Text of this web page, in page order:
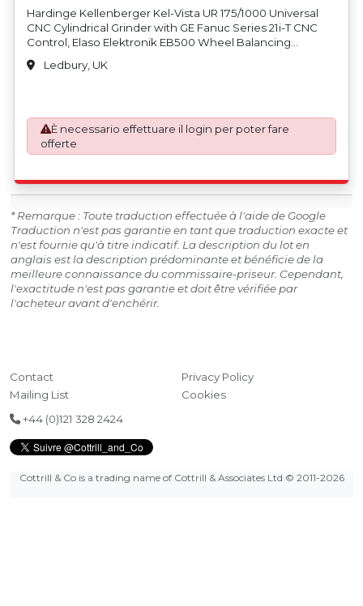
Hardinge Kellenberger Kel-Vista UR 175/1000 Universal
CNC Cylindrical Grinder with GE Fanuc Series 21i-T CNC
Control, Elaso Elektronik EB500 Wheel Balancing
Monitor, 230mm Diameter Workhead Magnetic Chuck,
Internal Wheel Grinding Arbours, Centre, Steady &
3500kg. S/No. 675244 (2006). Country of Origin:
Switzerland
Ledbury, UK
È necessario effettuare il login per poter fare
offerte
* Remarque : Toute traduction effectuée à l'aide de Google
Traduction n'est pas garantie en tant que traduction exacte et
n'est fournie qu'à titre indicatif. La description du lot en
anglais est la description prédominante et bénéficie de la
meilleure connaissance du commissaire-priseur. Cependant,
l'exactitude n'est pas garantie et doit être vérifiée par
l'acheteur avant d'enchérir.
Contact
Mailing List
Privacy Policy
Cookies
+44 (0)121 328 2424
Cottrill & Co is a trading name of Cottrill & Associates Ltd © 2011-2026